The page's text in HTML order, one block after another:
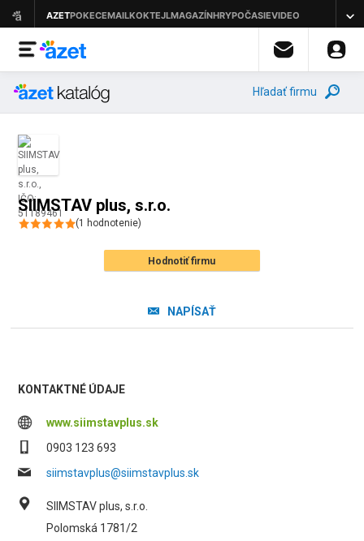
Hľadať firmu
SIIMSTAV plus, s.r.o.
(1 hodnotenie)
Hodnotiť firmu
NAPÍSAŤ
KONTAKTNÉ ÚDAJE
www.siimstavplus.sk
0903 123 693
siimstavplus@siimstavplus.sk
SIIMSTAV plus, s.r.o.
Polomská 1781/2